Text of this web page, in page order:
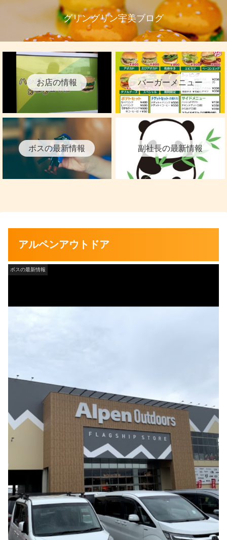
グリングリン宇美ブログ
お店の情報 バーガーメニュー
ボスの最新情報 副社長の最新情報
アルペンアウトドア
ボスの最新情報